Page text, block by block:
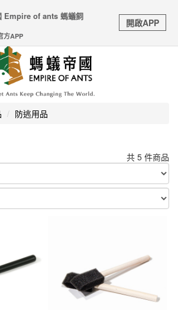
｜本公司不會透過任何名義要求核對購物資訊、
信用卡等個人資訊，如接到請立即掛斷或撥打
防逃用品
共 5 件商品
Empire of ants 螞蟻飼
方APP
開啟APP